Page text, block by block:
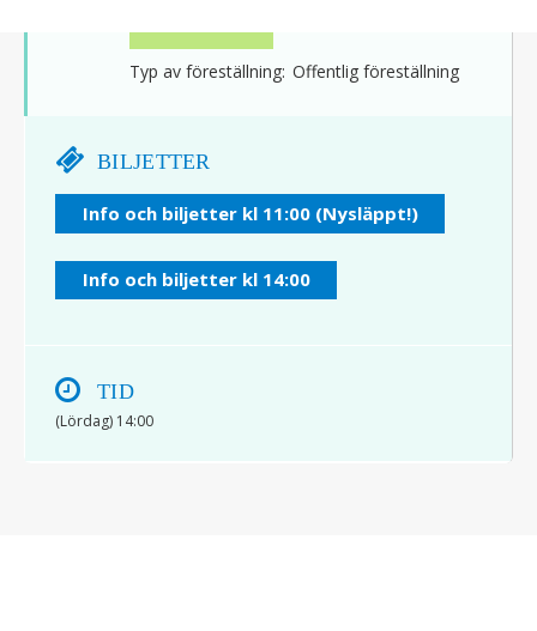
LÄS MER >
Typ av föreställning: Offentlig föreställning
BILJETTER
Info och biljetter kl 11:00 (Nysläppt!)
Info och biljetter kl 14:00
TID
(Lördag) 14:00